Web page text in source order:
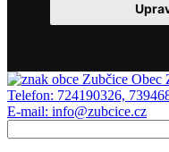
Obec
Telefon: 724190326,
E-mail: info@zubcice.cz